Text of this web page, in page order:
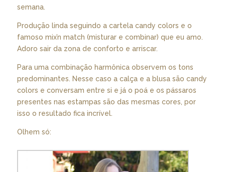
semana.
Produção linda seguindo a cartela candy colors e o
famoso mix’n match (misturar e combinar) que eu amo.
Adoro sair da zona de conforto e arriscar.
Para uma combinação harmônica observem os tons
predominantes. Nesse caso a calça e a blusa são candy
colors e conversam entre si e já o poá e os pássaros
presentes nas estampas são das mesmas cores, por
isso o resultado fica incrível.
Olhem só: